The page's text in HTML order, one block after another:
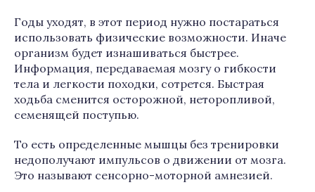
Годы уходят, в этот период нужно постараться
использовать физические возможности. Иначе
организм будет изнашиваться быстрее.
Информация, передаваемая мозгу о гибкости
тела и легкости походки, сотрется. Быстрая
ходьба сменится осторожной, неторопливой,
семенящей поступью.
То есть определенные мышцы без тренировки
недополучают импульсов о движении от мозга.
Это называют сенсорно-моторной амнезией.